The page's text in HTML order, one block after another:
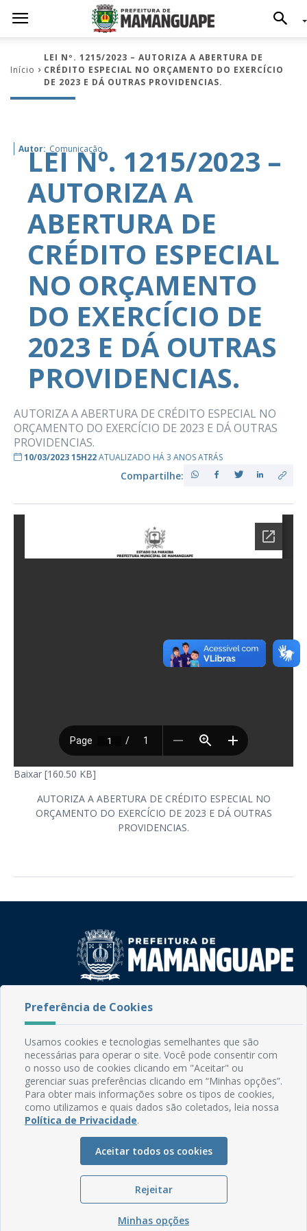
Início
LEI Nº. 1215/2023 – AUTORIZA A ABERTURA DE
CRÉDITO ESPECIAL NO ORÇAMENTO DO EXERCÍCIO
DE 2023 E DÁ OUTRAS PROVIDENCIAS.
Autor: Comunicação
LEI Nº. 1215/2023 –
AUTORIZA A
ABERTURA DE
CRÉDITO ESPECIAL
NO ORÇAMENTO
DO EXERCÍCIO DE
2023 E DÁ OUTRAS
PROVIDENCIAS.
AUTORIZA A ABERTURA DE CRÉDITO ESPECIAL NO
ORÇAMENTO DO EXERCÍCIO DE 2023 E DÁ OUTRAS
PROVIDENCIAS.
10/03/2023 15H22ATUALIZADO HÁ 3 ANOS ATRÁS
Compartilhe:
Baixar [160.50 KB]
AUTORIZA A ABERTURA DE CRÉDITO ESPECIAL NO
ORÇAMENTO DO EXERCÍCIO DE 2023 E DÁ OUTRAS
PROVIDENCIAS.
Rua do Imperador, 78, Centro
Email: comunicacao@mamanguape.pb.gov.br
Expediente: Segunda à Sexta, das 08h às 13h
Mapa do Site
Perguntas frequentes
Glossário
Ouvidoria
Serviços Internos
Política de Privacidade
Preferência de Cookies
Usamos cookies e tecnologias semelhantes que são
necessárias para operar o site. Você pode consentir com
o nosso uso de cookies clicando em "Aceitar" ou
gerenciar suas preferências clicando em “Minhas opções”.
Para obter mais informações sobre os tipos de cookies,
como utilizamos e quais dados são coletados, leia nossa
Política de Privacidade.
Aceitar todos os cookies
Rejeitar
Minhas opções